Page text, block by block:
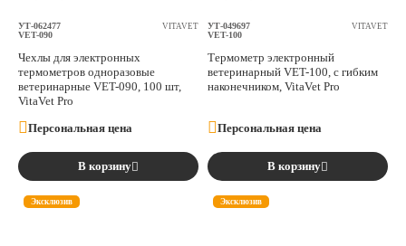
УТ-062477
VET-090
VITAVET
Чехлы для электронных
термометров одноразовые
ветеринарные VET-090, 100 шт,
VitaVet Pro
Персональная цена
В корзину
УТ-049697
VET-100
VITAVET
Термометр электронный
ветеринарный VET-100, с гибким
наконечником, VitaVet Pro
Персональная цена
В корзину
Эксклюзив Эксклюзив